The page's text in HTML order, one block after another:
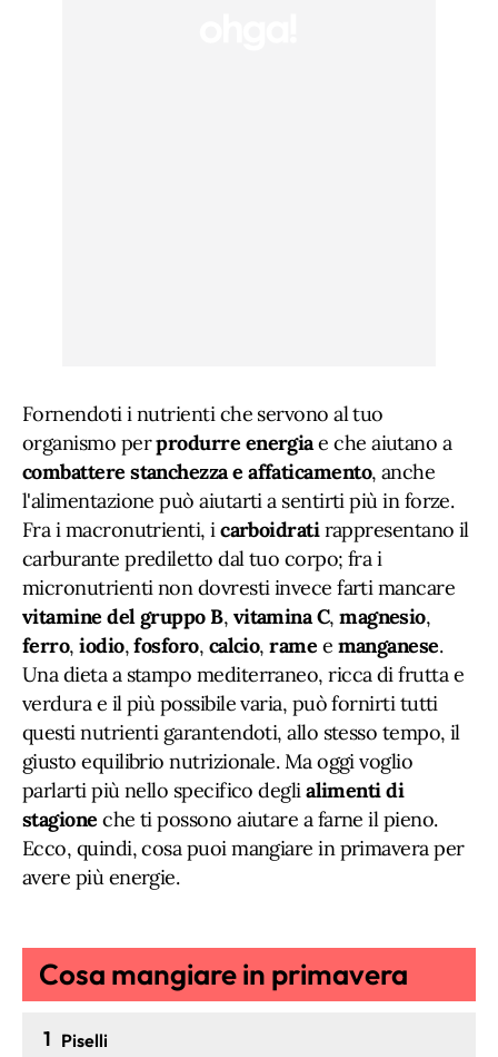
Fornendoti i nutrienti che servono al tuo
organismo perprodurre energiae che aiutano a
combattere stanchezza e affaticamento, anche
l'alimentazione può aiutarti a sentirti più in forze.
Fra i macronutrienti, icarboidratirappresentano il
carburante prediletto dal tuo corpo; fra i
micronutrienti non dovresti invece farti mancare
vitamine del gruppo B, vitamina C,magnesio,
ferro,iodio,fosforo, calcio,rame e manganese.
Una dieta a stampo mediterraneo, ricca di frutta e
verdura e il più possibile varia, può fornirti tutti
questi nutrienti garantendoti, allo stesso tempo, il
giusto equilibrio nutrizionale. Ma oggi voglio
parlarti più nello specifico deglialimenti di
stagione che ti possono aiutare a farne il pieno.
Ecco, quindi, cosa puoi mangiare in primavera per
avere più energie.
Cosa mangiare in primavera
1 Piselli